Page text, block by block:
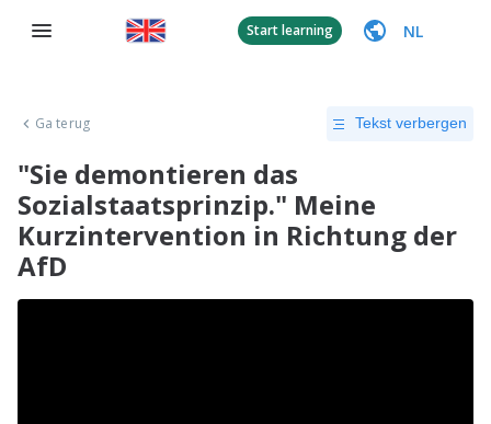
Start learning NL
Ga terug Tekst verbergen
"Sie demontieren das
Sozialstaatsprinzip." Meine
Kurzintervention in Richtung der
AfD